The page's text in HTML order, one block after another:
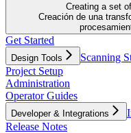
Creating a set
Creación de una
Get Started
Design Tools
Scanning
Project Setup
Administration
Operator Guides
Developer & Integrations
Release Notes